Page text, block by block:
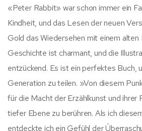
«Peter Rabbit» war schon immer ein
Kindheit, und das Lesen der neuen
Gold das Wiedersehen mit einem alten
Geschichte ist charmant, und die
entzückend. Es ist ein perfektes Buch,
Generation zu teilen. »Von diesem
für die Macht der Erzählkunst und ihrer
tiefer Ebene zu berühren. Als ich
entdeckte ich ein Gefühl der